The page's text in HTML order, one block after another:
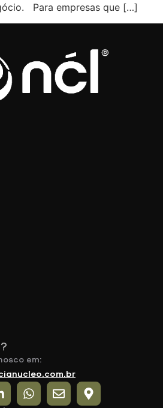
Para empresas que […]
em: